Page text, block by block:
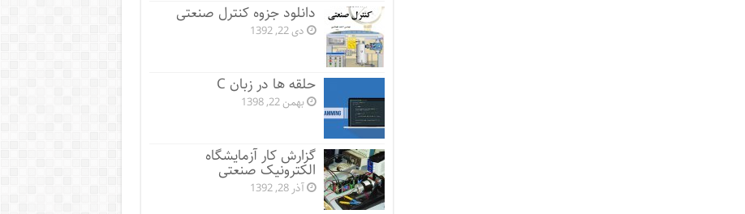
دانلود جزوه کنترل صنعتی
دی 22, 1392
حلقه ها در زبان C
بهمن 22, 1398
گزارش کار آزمایشگاه
الکترونیک صنعتی
آذر 28, 1392